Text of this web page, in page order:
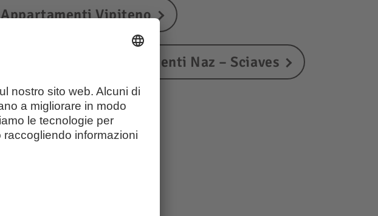
Appartamenti Vipiteno
Appartamenti Naz – Sciaves